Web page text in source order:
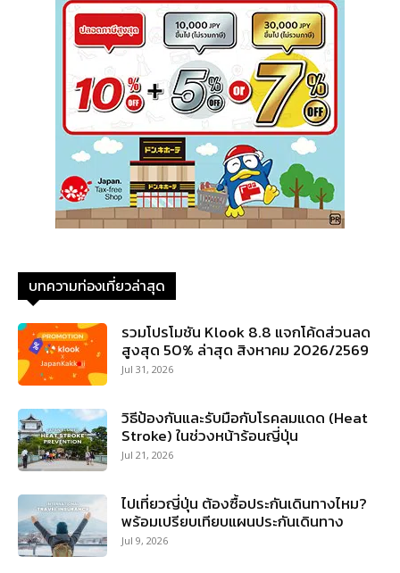
บทความท่องเที่ยวล่าสุด
รวมโปรโมชัน Klook 8.8 แจกโค้ดส่วนลด
สูงสุด 50% ล่าสุด สิงหาคม 2026/2569
Jul 31, 2026
วิธีป้องกันและรับมือกับโรคลมแดด (Heat
Stroke) ในช่วงหน้าร้อนญี่ปุ่น
Jul 21, 2026
ไปเที่ยวญี่ปุ่น ต้องซื้อประกันเดินทางไหม?
พร้อมเปรียบเทียบแผนประกันเดินทาง
Jul 9, 2026